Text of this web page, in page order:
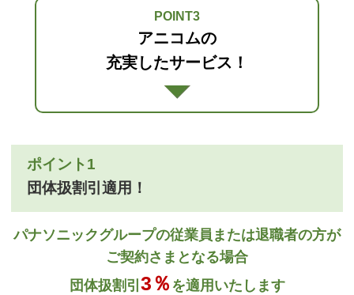
POINT3
アニコムの
充実したサービス！
ポイント1
団体扱割引適用！
パナソニックグループの従業員または退職者の方が
ご契約さまとなる場合
団体扱割引 3％ を適用いたします